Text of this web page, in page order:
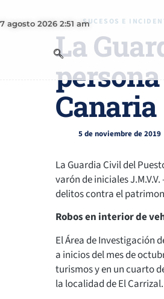
7 agosto 2026 2:51 amSUCESOS E
La
Canaria
5 de noviembre de 2019
La Guardia Civil del
varón de iniciales
delitos contra el
Robos en interior de
El Área de Investigación
a inicios del mes de
turismos y en un cuarto
la localidad de El Carrizal.